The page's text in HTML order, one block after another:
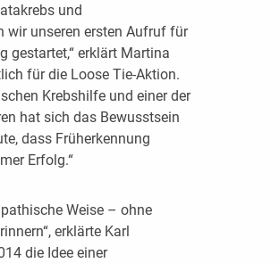
und
wir unseren ersten Aufruf für
gestartet,“ erklärt Martina
für die Loose Tie-Aktion.
Krebshilfe und einer der
hat sich das Bewusstsein
dass Früherkennung
Erfolg.“
Weise – ohne
erklärte Karl
die Idee einer